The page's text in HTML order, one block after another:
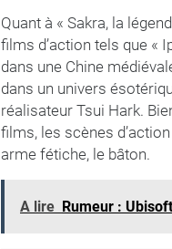
Quant à « Sakra, la
films d’action tels que «
dans une Chine
dans un univers
réalisateur Tsui Hark.
films, les scènes
arme fétiche, le bâton.
A lire Rumeur :